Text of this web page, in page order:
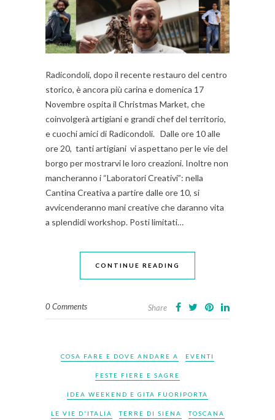
Radicondoli, dopo il recente restauro del centro
storico, è ancora più carina e domenica 17
Novembre ospita il Christmas Market, che
coinvolgerà artigiani e grandi chef del territorio,
e cuochi amici di Radicondoli. Dalle ore 10 alle
ore 20, tanti artigiani vi aspettano per le vie del
borgo per mostrarvi le loro creazioni. Inoltre non
mancheranno i “Laboratori Creativi”: nella
Cantina Creativa a partire dalle ore 10, si
avvicenderanno mani creative che daranno vita
a splendidi workshop. Posti limitati…
CONTINUE READING
0 Comments Share
COSA FARE E DOVE ANDARE A EVENTI
FESTE FIERE E SAGRE
IDEA WEEKEND E GITA FUORIPORTA
LE VIE D'ITALIA TERRE DI SIENA TOSCANA